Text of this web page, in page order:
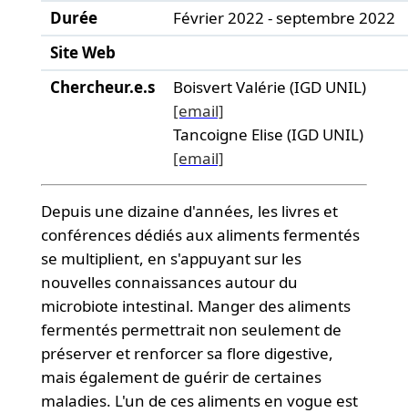
Durée
Février 2022 - septembre 2022
Site Web
Chercheur.e.s
Boisvert Valérie (IGD UNIL)
[email]
Tancoigne Elise (IGD UNIL)
[email]
Depuis une dizaine d'années, les livres et
conférences dédiés aux aliments fermentés
se multiplient, en s'appuyant sur les
nouvelles connaissances autour du
microbiote intestinal. Manger des aliments
fermentés permettrait non seulement de
préserver et renforcer sa flore digestive,
mais également de guérir de certaines
maladies. L'un de ces aliments en vogue est